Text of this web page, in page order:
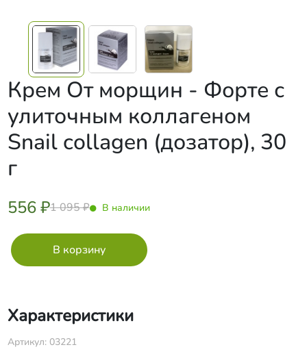
Крем От морщин - Форте с
улиточным коллагеном
Snail collagen (дозатор), 30
г
556 ₽1 095 ₽ В наличии
Характеристики
Артикул: 03221